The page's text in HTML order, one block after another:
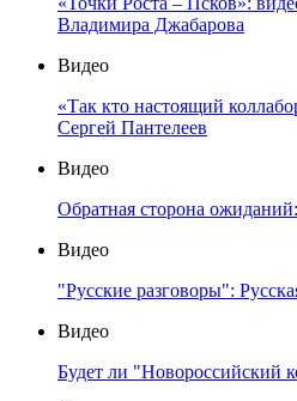
Владимира Джабарова
Видео
«Так кто настоящий
Сергей Пантелеев
Видео
Обратная сторона
Видео
"Русские разговоры":
Видео
Будет ли "Новороссийский